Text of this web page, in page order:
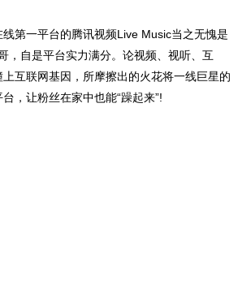
一平台的腾讯视频Live Music当之无愧是
，自是平台实力满分。论视频、视听、互
互联网基因，所摩擦出的火花将一线巨星的
，让粉丝在家中也能“躁起来”!